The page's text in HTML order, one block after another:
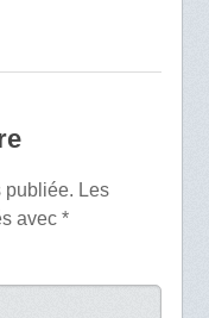
publiée. Les
avec *